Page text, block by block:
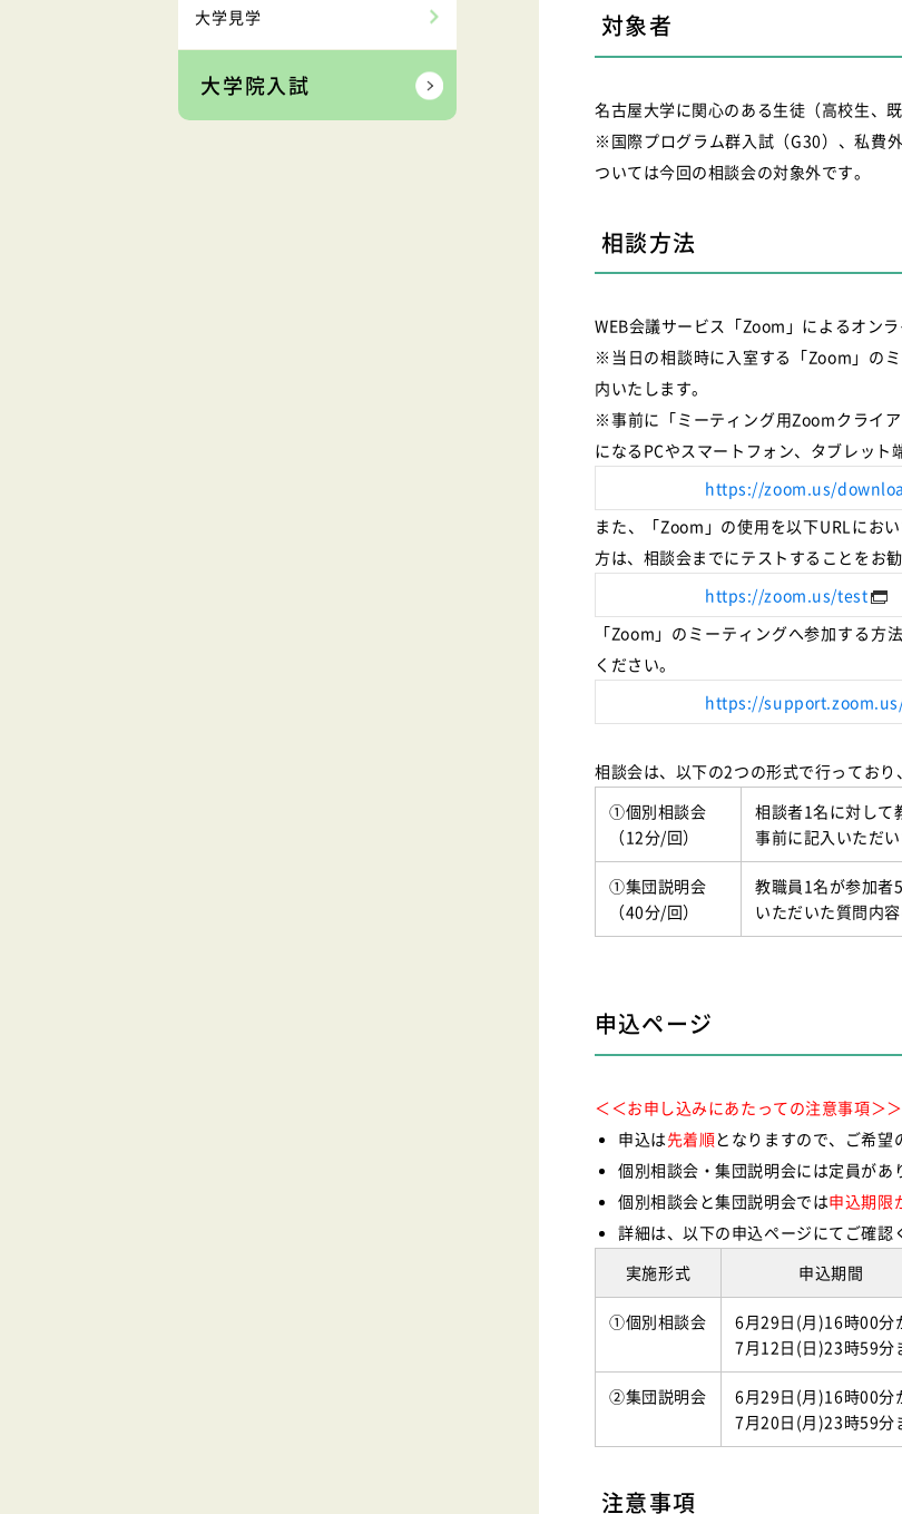
対象者
名古屋大学に関心のある生徒（高校生、
※国際プログラム群入試（G30）、私費
ついては今回の相談会の対象外です。
相談方法
WEB会議サービス「Zoom」によるオン
※当日の相談時に入室する「Zoom」の
内いたします。
※事前に「ミーティング用Zoomクライ
になるPCやスマートフォン、タブレット
https://zoom.us/
また、「Zoom」の使用を以下URLにお
方は、相談会までにテストすることをお勧
https://zoom.us/test
「Zoom」のミーティングへ参加する
ください。
https://
相談会は、以下の2つの形式で行ってお
①個別相談会
（12分/回）
相談者1名に対して
事前に記入いただ
①集団説明会
（40分/回）
教職員1名が参加者
いただいた質問内容
申込ページ
＜＜お申し込みにあたっての注意事項＞＞
申込は先着順となりますので、ご希望
個別相談会・集団説明会には定員があ
個別相談会と集団説明会では申込期限
詳細は、以下の申込ページにてご確認
実施形式
申込期間
①個別相談会
6月29日(月)16時00分
7月12日(日)23時59分
②集団説明会
6月29日(月)16時00分
7月20日(月)23時59分
注意事項
大学見学
大学院入試